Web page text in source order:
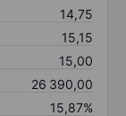
14,75
15,15
15,00
26 390,00
15,87%